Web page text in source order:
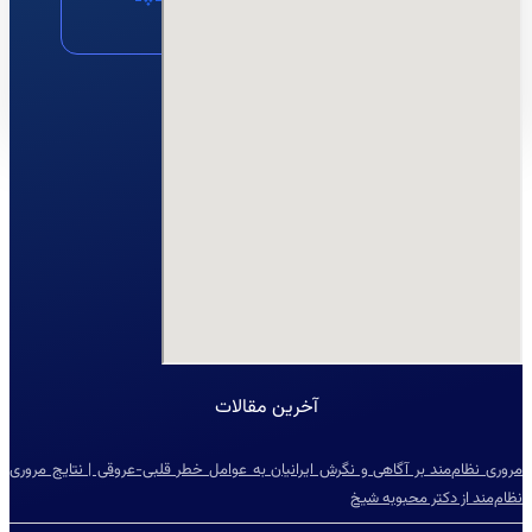
آخرین مقالات
مروری نظام‌مند بر آگاهی و نگرش ایرانیان به عوامل خطر قلبی-عروقی | نتایج مروری
نظام‌مند از دکتر محبوبه شیخ